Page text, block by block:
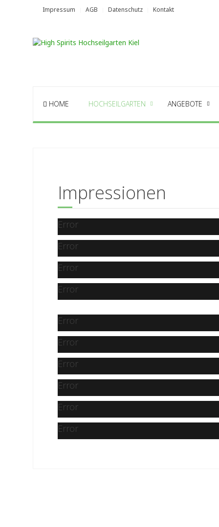
Impressum AGB Datenschutz Kontakt
HOME HOCHSEILGARTEN ANGEBOTE
Impressionen
Error
Error
Error
Error
Error
Error
Error
Error
Error
Error